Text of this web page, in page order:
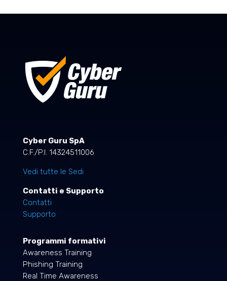
Cyber Guru SpA
C.F./P.I. 14324511006
Vedi tutte le Sedi
Contatti e Supporto
Contatti
Supporto
Programmi formativi
Awareness Training
Phishing Training
Real Time Awareness